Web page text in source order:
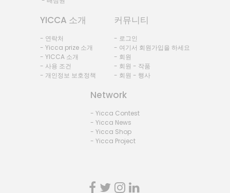
YICCA 소개
- 연락처
- Yicca prize 소개
- YICCA 소개
- 사용 조건
- 개인정보 보호정책
커뮤니티
- 로그인
- 여기서 회원가입을 하세요
- 회원
- 회원 - 작품
- 회원 - 행사
Network
- Yicca Contest
- Yicca News
- Yicca Shop
- Yicca Project